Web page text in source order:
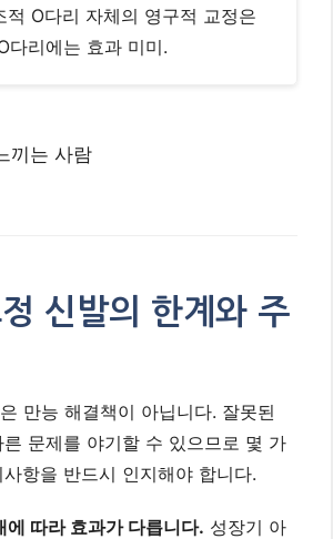
적 O다리 자체의 영구적 교정은
다리에는 효과 미미.
신발의 한계와 주
만능 해결책이 아닙니다. 잘못된
문제를 야기할 수 있으므로 몇 가
항을 반드시 인지해야 합니다.
에 따라 효과가 다릅니다. 성장기 아